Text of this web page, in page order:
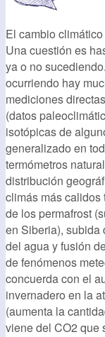
El cambio
Una cuestión es
ya o no
ocurriendo hay
mediciones
(datos
isotópicas de
generalizado en
termómetros
distribución
climás más calidos
de los permafrost
en Siberia), subida
del agua y fusión
de fenómenos
concuerda con el
invernadero en la
(aumenta la
viene del CO2 que